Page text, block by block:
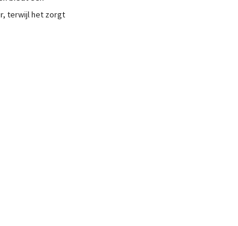
terwijl het zorgt